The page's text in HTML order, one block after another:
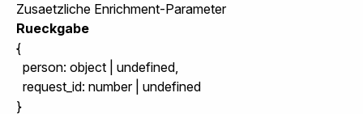
Zusaetzliche Enrichment-Parameter
Rueckgabe
{
  person: object | undefined,
  request_id: number | undefined